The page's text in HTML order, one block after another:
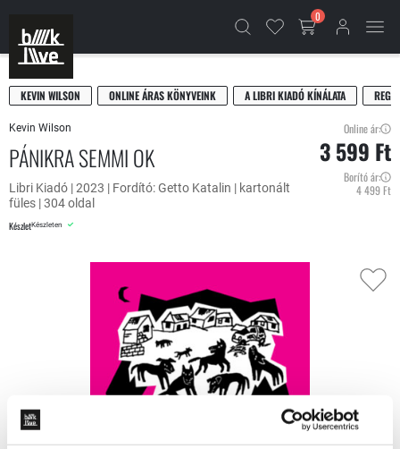
0
KEVIN WILSON ONLINE ÁRAS KÖNYVEINK A LIBRI KIADÓ KÍNÁLATA
Kevin Wilson
PÁNIKRA SEMMI OK
Libri Kiadó | 2023 | Fordító: Getto Katalin | kartonált
füles | 304 oldal
KészletKészleten
Online ár:
3 599 Ft
Borító ár:
4 499 Ft